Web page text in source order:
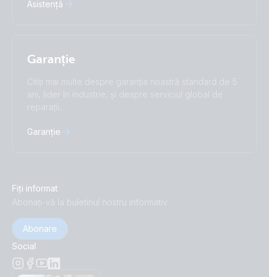
Asistență
Garanție
Citiți mai multe despre garanția noastră standard de 5
ani, lider în industrie, și despre serviciul global de
reparații.
Garanție
Fiți informat
Abonați-vă la buletinul nostru informativ
Abonare
Social